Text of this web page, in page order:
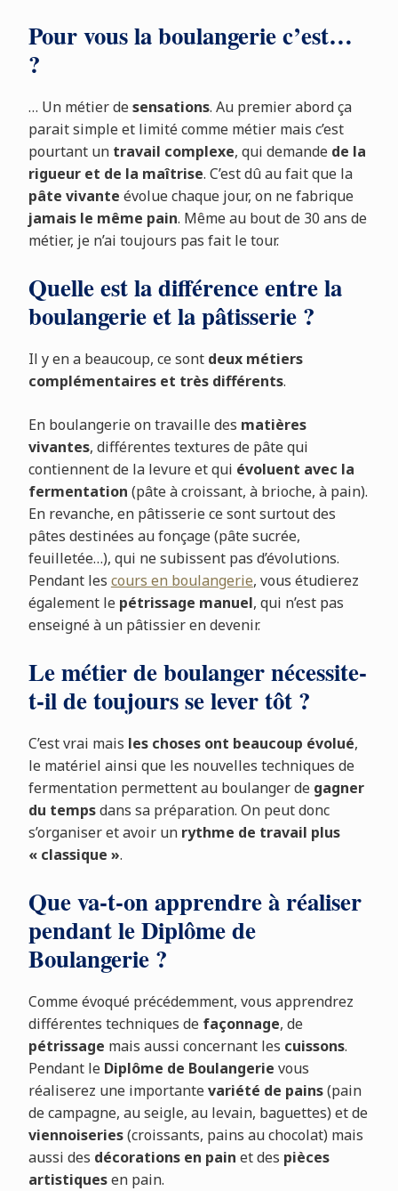
Pour vous la boulangerie c’est…
?
… Un métier desensations. Au premier abord ça
parait simple et limité comme métier mais c’est
pourtant un travail complexe, qui demande de la
rigueur et de la maîtrise. C’est dû au fait que la
pâte vivante évolue chaque jour, on ne fabrique
jamais le même pain. Même au bout de 30 ans de
métier, je n’ai toujours pas fait le tour.
Quelle est la différence entre la
boulangerie et la pâtisserie ?
Il y en a beaucoup, ce sont deux métiers
complémentaires et très différents.
En boulangerie on travaille des matières
vivantes, différentes textures de pâte qui
contiennent de la levure et qui évoluent avec la
fermentation (pâte à croissant, à brioche, à pain).
En revanche, en pâtisserie ce sont surtout des
pâtes destinées au fonçage (pâte sucrée,
feuilletée…), qui ne subissent pas d’évolutions.
Pendant les cours en boulangerie, vous étudierez
également le pétrissage manuel, qui n’est pas
enseigné à un pâtissier en devenir.
Le métier de boulanger nécessite-
t-il de toujours se lever tôt ?
C’est vrai mais les choses ont beaucoup évolué,
le matériel ainsi que les nouvelles techniques de
fermentation permettent au boulanger de gagner
du tempsdans sa préparation. On peut donc
s’organiser et avoir un rythme de travail plus
« classique ».
Que va-t-on apprendre à réaliser
pendant le Diplôme de
Boulangerie ?
Comme évoqué précédemment, vous apprendrez
différentes techniques de façonnage, de
pétrissage mais aussi concernant les cuissons.
Pendant le Diplôme de Boulangerie vous
réaliserez une importantevariété de pains(pain
de campagne, au seigle, au levain, baguettes) et de
viennoiseries(croissants, pains au chocolat) mais
aussi des décorations en pain et des pièces
artistiquesen pain.